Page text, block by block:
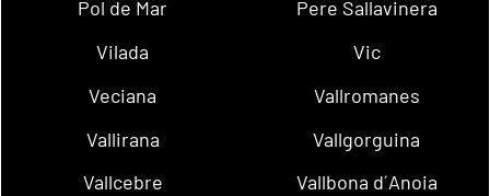
Pol de Mar
Pere Sallavinera
Vilada
Vic
Veciana
Vallromanes
Vallirana
Vallgorguina
Vallcebre
Vallbona d´Anoia